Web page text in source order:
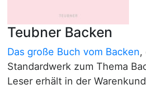
Teubner Backen
Das große Buch vom Backen,
Standardwerk zum Thema
Leser erhält in der